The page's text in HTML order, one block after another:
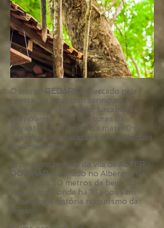
O nosso REDÁRIO
é cercado pela
vegetação local com seringueiras,
jacarandás, taperebás, bacabeiras,
gravioleiras, além das curas da
floresta e muito som da mata! Os
pássaros e a macacada são os toques
do amanhecer!
O primeiro redário da vila de ALTER
DO CHÃOfoi criado no Albergue da
Floresta, à 50 metros da beira do
Lago Verde, onde há 18 anos vem
escrevendo história no turismo da
região!